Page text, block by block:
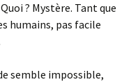
? Mystère. Tant que
humains, pas facile
semble impossible,